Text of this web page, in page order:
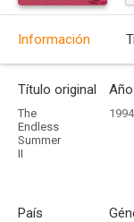
Información
Título original
The
Endless
Summer
II
Año
1994
País